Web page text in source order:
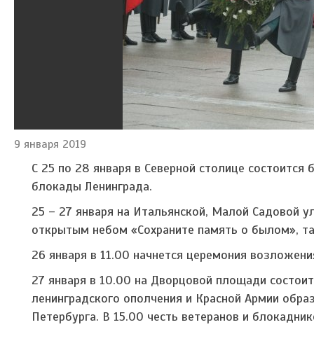
9 января 2019
С 25 по 28 января в Северной столице
блокады Ленинграда.
25 – 27 января на Итальянской, Малой Садовой
открытым небом «Сохраните память о былом»,
26 января в 11.00 начнется церемония
27 января в 10.00 на Дворцовой площади
ленинградского ополчения и Красной Армии
Петербурга. В 15.00 честь ветеранов и